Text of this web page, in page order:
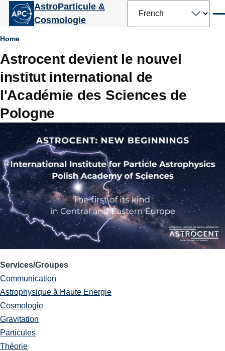
Aller au contenu principal
AstroParticule &
Cosmologie
your
Fil
d'Ariane
Home
Astrocent devient le nouvel
institut international de
l'Académie des Sciences de
Pologne
Image
Services/Groupes
Communication
Astrophysique à Haute Energie
Cosmologie
Gravitation
Particules
Théorie